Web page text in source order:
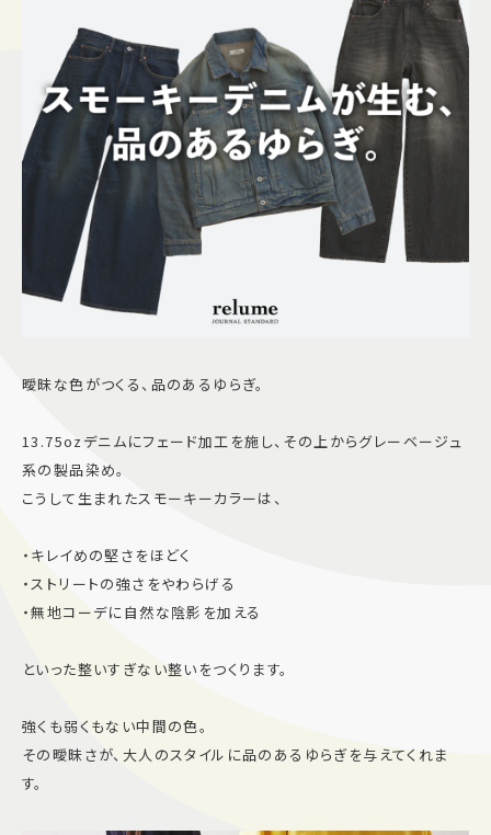
曖昧な色がつくる、品のあるゆらぎ。
13.75ozデニムにフェード加工を施し、その上からグレーベージュ
系の製品染め。
こうして生まれたスモーキーカラーは、
・キレイめの堅さをほどく
・ストリートの強さをやわらげる
・無地コーデに自然な陰影を加える
といった整いすぎない整いをつくります。
強くも弱くもない中間の色。
その曖昧さが、大人のスタイルに品のあるゆらぎを与えてくれま
す。